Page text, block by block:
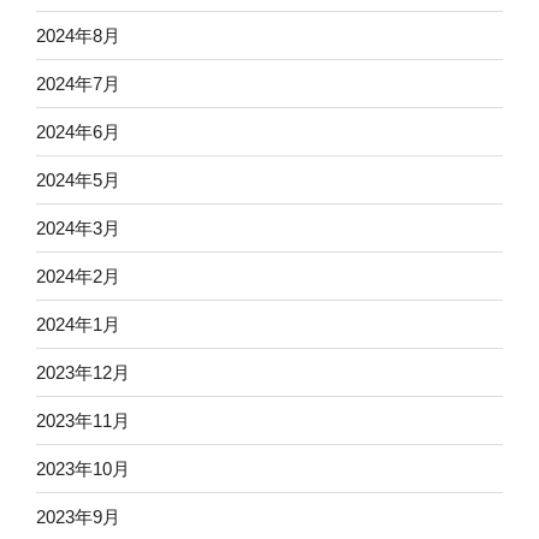
2024年8月
2024年7月
2024年6月
2024年5月
2024年3月
2024年2月
2024年1月
2023年12月
2023年11月
2023年10月
2023年9月